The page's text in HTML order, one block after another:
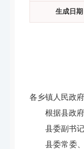
生成日期
各乡镇人民政
根据县政
县委副书
县委常委